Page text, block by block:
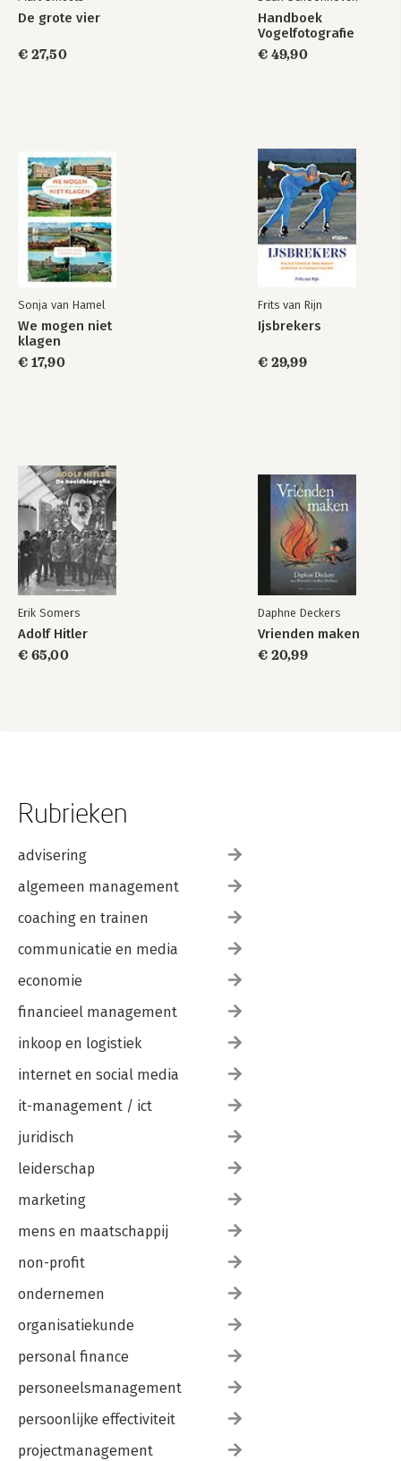
De grote vier
€ 27,50
Handboek
Vogelfotografie
€ 49,90
Sonja van Hamel
We mogen niet
klagen
€ 17,90
Frits van Rijn
Ijsbrekers
€ 29,99
Erik Somers
Adolf Hitler
€ 65,00
Daphne Deckers
Vrienden maken
€ 20,99
Rubrieken
advisering
algemeen management
coaching en trainen
communicatie en media
economie
financieel management
inkoop en logistiek
internet en social media
it-management / ict
juridisch
leiderschap
marketing
mens en maatschappij
non-profit
ondernemen
organisatiekunde
personal finance
personeelsmanagement
persoonlijke effectiviteit
projectmanagement